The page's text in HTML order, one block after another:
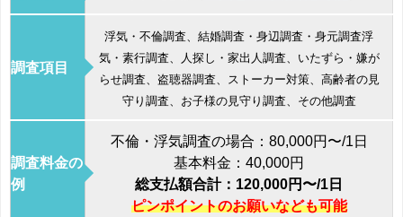
調査項目
浮気・不倫調査、結婚調査・身辺調査・身元調査浮
気・素行調査、人探し・家出人調査、いたずら・嫌が
らせ調査、盗聴器調査、ストーカー対策、高齢者の見
守り調査、お子様の見守り調査、その他調査
調査料金の
例
不倫・浮気調査の場合：80,000円〜/1日
基本料金：40,000円
総支払額合計：120,000円〜/1日
ピンポイントのお願いなども可能